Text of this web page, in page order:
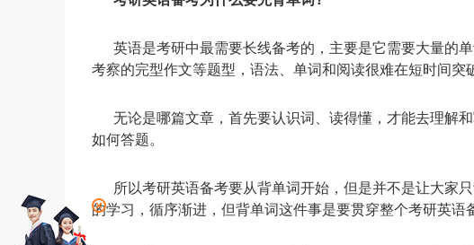
英语是考研中最需要长线备考的，主要是它需要大量的
考察的完型作文等题型，语法、单词和阅读很难在短时间突
无论是哪篇文章，首先要认识词、读得懂，才能去理解
如何答题。
所以考研英语备考要从背单词开始，但是并不是让大家
的学习，循序渐进，但背单词这件事是要贯穿整个考研英语